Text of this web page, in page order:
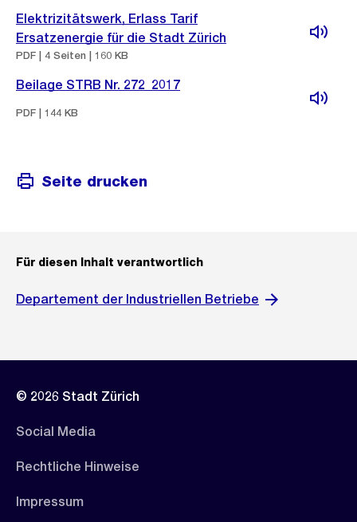
Elektrizitätswerk, Erlass Tarif
Ersatzenergie für die Stadt Zürich
PDF | 4 Seiten | 160 KB
Beilage STRB Nr. 272_2017
PDF | 144 KB
Seite drucken
Für diesen Inhalt verantwortlich
Departement der Industriellen Betriebe
© 2026 Stadt Zürich
Social Media
Rechtliche Hinweise
Impressum